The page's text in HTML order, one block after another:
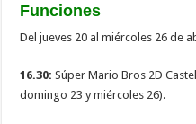
Funciones
Del jueves 20 al miércoles 26 de
16.30: Súper Mario Bros 2D
domingo 23 y miércoles 26).